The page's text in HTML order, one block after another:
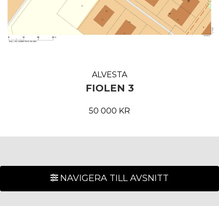
ALVESTA
FIOLEN 3
50 000 KR
NAVIGERA TILL AVSNITT